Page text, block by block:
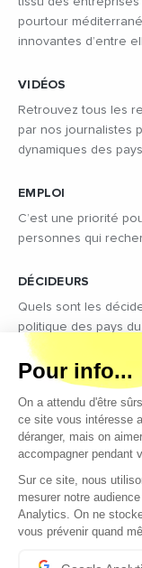
pourtour
innovantes d’entre
VIDÉOS
Retrouvez tous les
par nos journalistes
dynamiques des
EMPLOI
C’est une priorité
personnes qui
DÉCIDEURS
Quels sont les
politique des pays
Copyright © 2026
Qui sommes-nous